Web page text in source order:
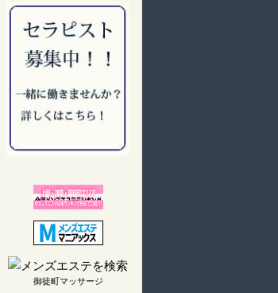
御徒町マッサージ